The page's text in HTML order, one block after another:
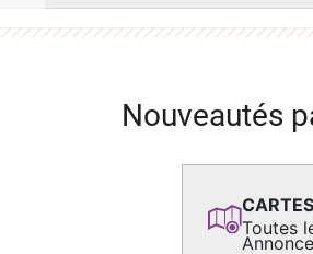
Nouveautés
CARTES
Toutes